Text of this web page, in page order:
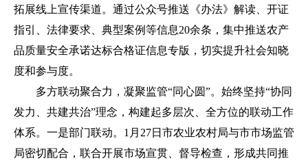
拓展线上宣传渠道。通过公众号推送《办法》解读、开证
指引、法律要求、典型案例等信息20余条，集中推送农产
品质量安全承诺达标合格证信息专版，切实提升社会知晓
度和参与度。
多方联动聚合力，凝聚监管“同心圆”。始终坚持“协同
发力、共建共治”理念，构建起多层次、全方位的联动工作
体系。一是部门联动。1月27日市农业农村局与市市场监管
局密切配合，联合开展市场宣贯、督导检查，形成共同推